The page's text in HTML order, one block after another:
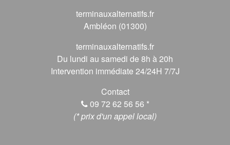
terminauxalternatifs.fr
Ambléon (01300)
terminauxalternatifs.fr
Du lundi au samedi de 8h à 20h
Intervention immédiate 24/24H 7/7J
Contact
09 72 62 56 56 *
(* prix d'un appel local)